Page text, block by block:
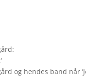
:
'
og hendes band når